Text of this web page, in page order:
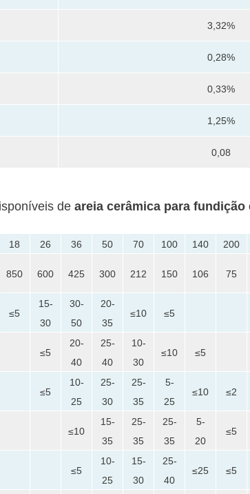
3,32%
0,28%
0,33%
1,25%
0,08
de areia cerâmica para
18 26 36 50 70 100 140 200
850 600 425 300 212 150 106 75
≤5
15-
30
30-
50
20-
35
≤10 ≤5
≤5
20-
40
25-
40
10-
30
≤10 ≤5
≤5
10-
25
25-
30
25-
35
5-
25
≤10 ≤2
≤10
15-
35
25-
35
25-
35
5-
20
≤5
≤5
10-
25
15-
30
25-
40
≤25 ≤5